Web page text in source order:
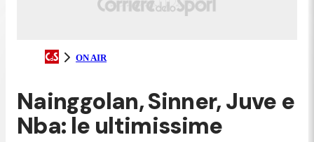
ON AIR
Nainggolan, Sinner, Juve e
Nba: le ultimissime